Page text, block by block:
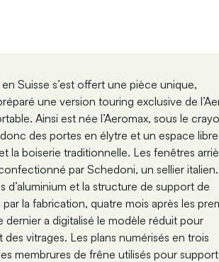
Suisse s’est offert une pièce unique,
une version touring exclusive de
Ainsi est née l’Aeromax, sous le
des portes en élytre et un espace libre
la boiserie traditionnelle. Les fenêtres
par Schedoni, un sellier
d’aluminium et la structure de support de
la fabrication, quatre mois après les
dernier a digitalisé le modèle réduit pour
vitrages. Les plans numérisés en trois
membrures de frêne utilisés pour